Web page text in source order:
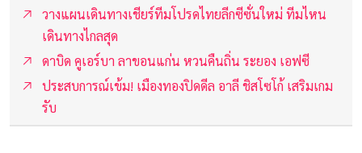
วางแผนเดินทางเชียร์ทีมโปรดไทยลีกซีซั่นใหม่ ทีมไหน
เดินทางไกลสุด
ดาบิด คูเอร์บา ลาขอนแก่น หวนคืนถิ่น ระยอง เอฟซี
ประสบการณ์เข้ม! เมืองทองปิดดีล อาลี ชิสโซโก้ เสริมเกม
รับ